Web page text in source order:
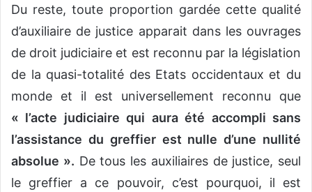
Du reste, toute proportion gardée cette qualité
d’auxiliaire de justice apparait dans les ouvrages
de droit judiciaire et est reconnu par la législation
de la quasi-totalité des Etats occidentaux et du
monde et il est universellement reconnu que
« l’acte judiciaire qui aura été accompli sans
l’assistance du greffier est nulle d’une nullité
absolue ». De tous les auxiliaires de justice, seul
le greffier a ce pouvoir, c’est pourquoi, il est